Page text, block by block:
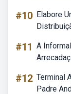
#10 Elabore
#11 A
#12 Terminal
Padre